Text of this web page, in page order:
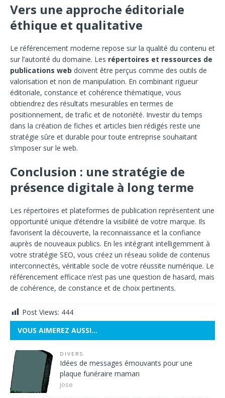
Vers une approche éditoriale
éthique et qualitative
Le référencement moderne repose sur la qualité du contenu et
sur l’autorité du domaine. Les répertoires et ressources de
publications web doivent être perçus comme des outils de
valorisation et non de manipulation. En combinant rigueur
éditoriale, constance et cohérence thématique, vous
obtiendrez des résultats mesurables en termes de
positionnement, de trafic et de notoriété. Investir du temps
dans la création de fiches et articles bien rédigés reste une
stratégie sûre et durable pour toute entreprise souhaitant
s’imposer sur le web.
Conclusion : une stratégie de
présence digitale à long terme
Les répertoires et plateformes de publication représentent une
opportunité unique d’étendre la visibilité de votre marque. Ils
favorisent la découverte, la reconnaissance et la confiance
auprès de nouveaux publics. En les intégrant intelligemment à
votre stratégie SEO, vous créez un réseau solide de contenus
interconnectés, véritable socle de votre réussite numérique. Le
référencement efficace n’est pas une question de hasard, mais
de cohérence, de constance et de choix pertinents.
Post Views: 444
VOUS AIMEREZ AUSSI…
DIVERS
Idées de messages émouvants pour une
plaque funéraire maman
jose